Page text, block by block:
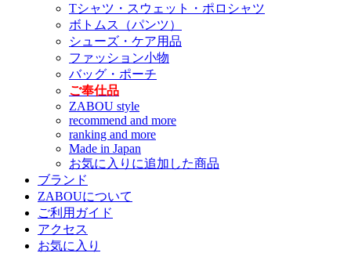
Tシャツ・スウェット・ポロシャツ
ボトムス（パンツ）
シューズ・ケア用品
ファッション小物
バッグ・ポーチ
ご奉仕品
ZABOU style
recommend and more
ranking and more
Made in Japan
お気に入りに追加した商品
ブランド
ZABOUについて
ご利用ガイド
アクセス
お気に入り